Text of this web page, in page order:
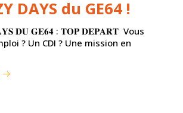
DAYS du GE64 !
𝐃𝐔 𝐆𝐄𝟔𝟒 : 𝐓𝐎𝐏 𝐃𝐄𝐏𝐀𝐑𝐓 Vous
? Un CDI ? Une mission en